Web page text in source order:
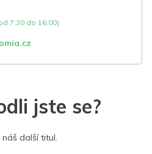
7:30 do 16:00)
jste se?
další titul.